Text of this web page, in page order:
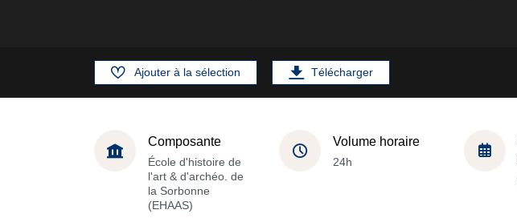
Ajouter à la sélection Télécharger
Composante
École d'histoire de
l'art & d'archéo. de
la Sorbonne
(EHAAS)
Volume horaire
24h